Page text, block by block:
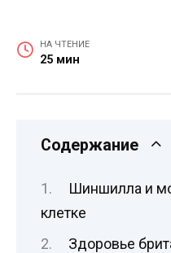
НА ЧТЕНИЕ
25 мин
Содержание
Шиншилла и
клетке
Здоровье